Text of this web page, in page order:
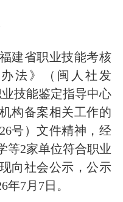
省职业技能考核
法》（闽人社发
业技能鉴定指导中心
构备案相关工作的
号）文件精神，经
等2家单位符合职业
向社会公示，公示
年7月7日。